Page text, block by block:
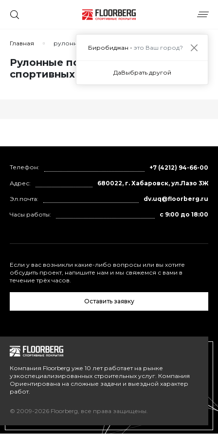
Главная рулонные покрытия для спортивных залов
Рулонные покрытия для
спортивных залов в Биробиджане
Компания Floorberg уже 10 лет работает на рынке
узкоспециализированных строительных услуг. Компания
Ориентирована на сложные задачи и выездной характер
работ.
© 2009-2026 Floorberg, все права защищены.
Телефон: +7 (4212) 94-66-00
Адрес: 680022, г. Хабаровск, ул.Лазо 3Ж
Эл.почта: dv.uq@floorberg.ru
Часы работы: с 9:00 до 18:00
Если у вас возникли какие-либо вопросы или вы хотите
обсудить проект, напишите нам и мы свяжемся с вами в
течение трёх часов.
Оставить заявку
Биробиджан - это Ваш город?
ДаВыбрать другой